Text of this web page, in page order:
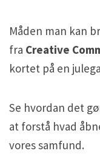
Måden man kan
fra Creative
kortet på en
Se hvordan det
at forstå hvad
vores samfund.